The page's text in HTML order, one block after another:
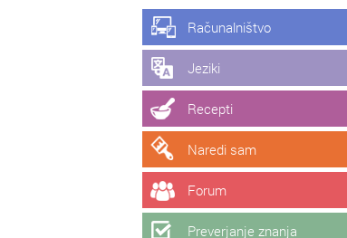
Računalništvo
Jeziki
Recepti
Naredi sam
Forum
Preverjanje znanja